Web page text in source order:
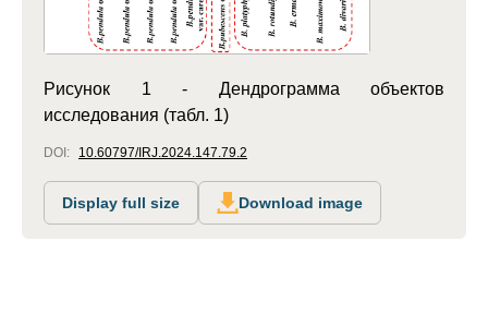
Рисунок 1 - Дендрограмма объектов
исследования (табл. 1)
DOI: 10.60797/IRJ.2024.147.79.2
Display full size Download image